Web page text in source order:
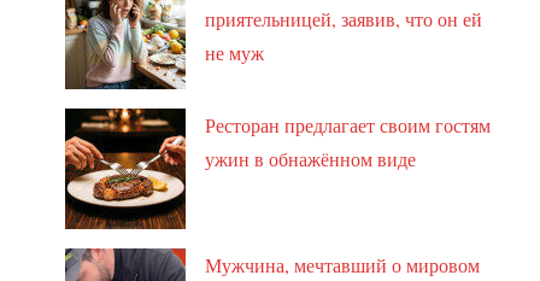
приятельницей, заявив, что он ей
не муж
Ресторан предлагает своим гостям
ужин в обнажённом виде
Мужчина, мечтавший о мировом